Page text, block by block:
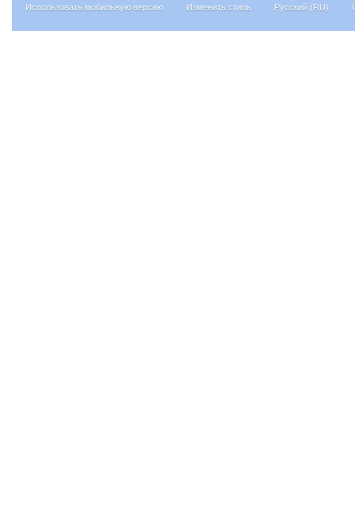
Использовать мобильную версию Изменить стиль Русский (RU)